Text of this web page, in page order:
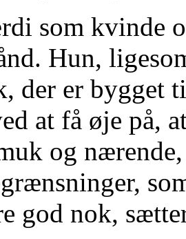
som kvinde
Hun,
der er bygget
at få øje på,
og
god nok,